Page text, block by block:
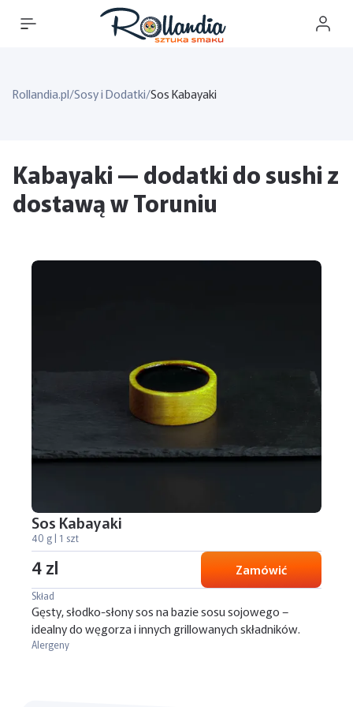
Rollandia.pl/Sosy i Dodatki/Sos Kabayaki
Kabayaki — dodatki do sushi z
dostawą w Toruniu
Sos Kabayaki
40 g | 1 szt
4 zl Zamówić
Skład
Gęsty, słodko-słony sos na bazie sosu sojowego –
idealny do węgorza i innych grillowanych składników.
Alergeny